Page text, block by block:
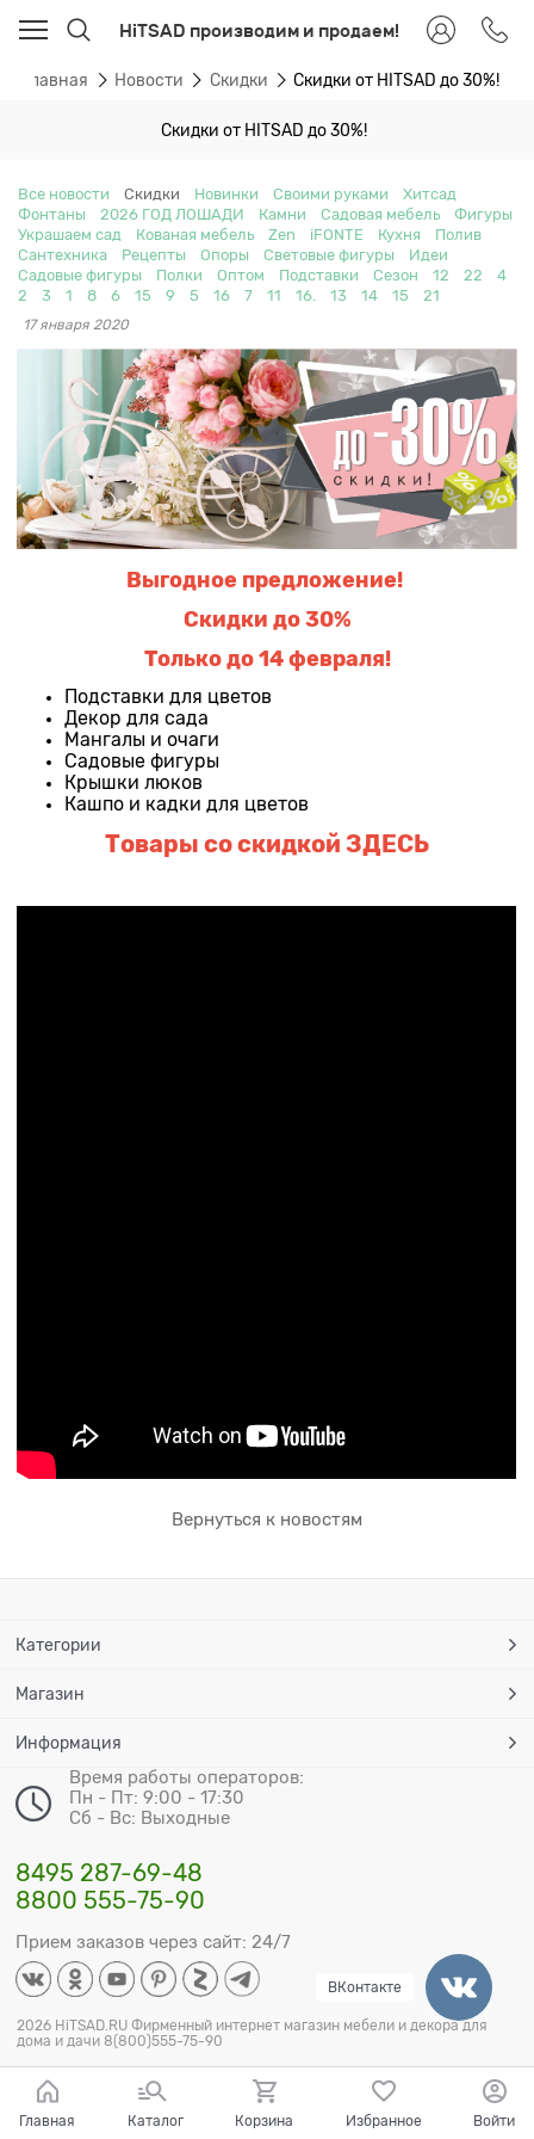
HiTSAD производим и продаем!
Главная Новости Скидки Скидки от HITSAD до 30%!
Скидки от HITSAD до 30%!
Все новости Скидки Новинки Своими руками
Хитсад
Фонтаны
2026 ГОД ЛОШАДИ Камни Садовая мебель
Фигуры
Украшаем сад
Кованая мебель Zen iFONTE Кухня
Полив
Сантехника
Рецепты Опоры Световые фигуры
Идеи
Садовые фигуры
Полки Оптом Подставки Сезон 12 22
4
2
3 1 8 6 15 9 5 16 7 11 16. 13 14 15 21
17 января 2020
Выгодное предложение!
Скидки до 30%
Только до 14 февраля!
Подставки для цветов
Декор для сада
Мангалы и очаги
Садовые фигуры
Крышки люков
Кашпо и кадки для цветов
Товары со скидкой ЗДЕСЬ
Вернуться к новостям
Категории
Магазин
Информация
Время работы операторов:
Пн - Пт: 9:00 - 17:30
Сб - Вс: Выходные
8495 287-69-48
8800 555-75-90
Прием заказов через сайт: 24/7
2026 HiTSAD.RU Фирменный интернет магазин мебели и декора для
дома и дачи 8(800)555-75-90
Главная Каталог Корзина Избранное Войти
ВКонтакте